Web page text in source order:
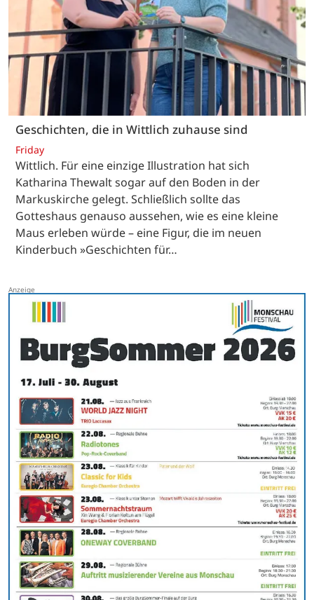
Geschichten, die in Wittlich zuhause sind
Friday
Wittlich. Für eine einzige Illustration hat sich
Katharina Thewalt sogar auf den Boden in der
Markuskirche gelegt. Schließlich sollte das
Gotteshaus genauso aussehen, wie es eine kleine
Maus erleben würde – eine Figur, die im neuen
Kinderbuch »Geschichten für…